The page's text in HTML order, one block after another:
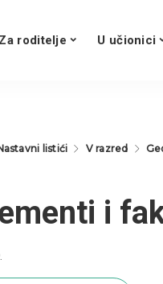
Za roditelje U učionici
listići V razred
i